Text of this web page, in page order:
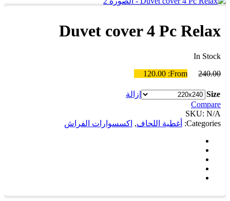
Duvet cover 4 Pc Relax
In Stock
240.00
From:
120.00
Size
إزالة
Compare
SKU: N/A
Categories:
أغطية اللحاف, اكسسوارات الفراش